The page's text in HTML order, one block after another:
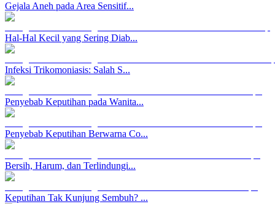
Gejala Aneh pada Area Sensitif...
Hal-Hal Kecil yang Sering Diab...
Infeksi Trikomoniasis: Salah S...
Penyebab Keputihan pada Wanita...
Penyebab Keputihan Berwarna Co...
Bersih, Harum, dan Terlindungi...
Keputihan Tak Kunjung Sembuh? ...